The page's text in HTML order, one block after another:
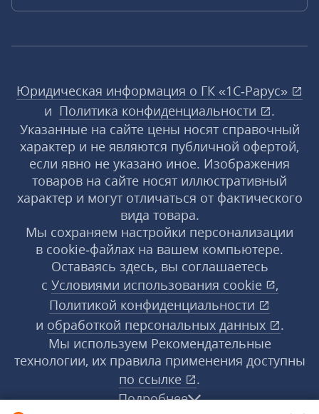
Юридическая информация о ГК «1С‑Рарус»
и Политика конфиденциальности
.
Указанные на сайте цены носят справочный
характер и не являются публичной офертой,
если явно не указано иное. Изображения
товаров на сайте носят иллюстративный
характер и могут отличаться от фактического
вида товара.
Мы сохраняем настройки персонализации
в cookie‑файлах на вашем компьютере.
Оставаясь здесь, вы соглашаетесь
с Условиями использования cookie
,
Политикой конфиденциальности
и обработкой персональных данных
.
Мы используем Рекомендательные
технологии, их правила применения доступны
по ссылке
.
Подробнее